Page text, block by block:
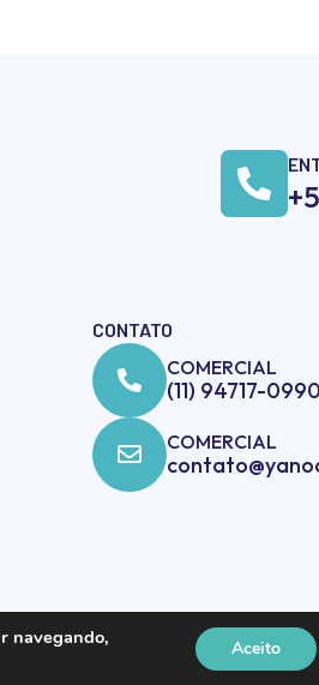
CONTATO
COMERCIAL
(11) 94717-0990
COMERCIAL
navegando,
Aceito